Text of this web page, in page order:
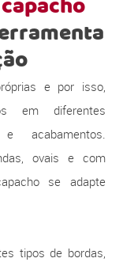
e por isso,
em diferentes
acabamentos.
ovais e com
se adapte
tipos de bordas,